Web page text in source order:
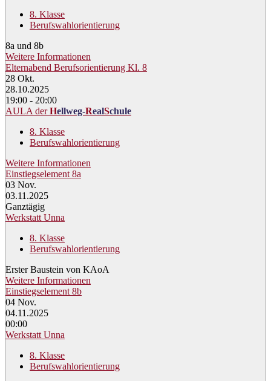
8. Klasse
Berufswahlorientierung
8a und 8b
Weitere Informationen
Elternabend Berufsorientierung Kl. 8
28 Okt.
28.10.2025
19:00 - 20:00
AULA derHellweg-RealSchule
8. Klasse
Berufswahlorientierung
Weitere Informationen
Einstiegselement 8a
03 Nov.
03.11.2025
Ganztägig
Werkstatt Unna
8. Klasse
Berufswahlorientierung
Erster Baustein von KAoA
Weitere Informationen
Einstiegselement 8b
04 Nov.
04.11.2025
00:00
Werkstatt Unna
8. Klasse
Berufswahlorientierung